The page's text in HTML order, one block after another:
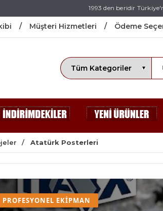
1993 den beridir
Müşteri Hizmetleri Ödeme
Atatürk Posterleri
PROFESYONEL EKIPMAN